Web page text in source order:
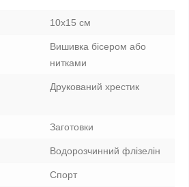
10х15 см
Вишивка бісером або
нитками
Друкований хрестик
Заготовки
Водорозчинний флізелін
Спорт